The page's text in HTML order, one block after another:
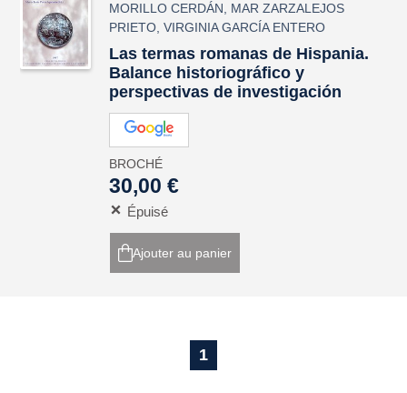
MORILLO CERDÁN
MAR ZARZALEJOS
PRIETO ,VIRGINIA GARCÍA ENTERO
Las termas romanas de Hispania.
Balance historiográfico y
perspectivas de investigación
BROCHÉ
30,00 €
Épuisé
Ajouter au panier
1